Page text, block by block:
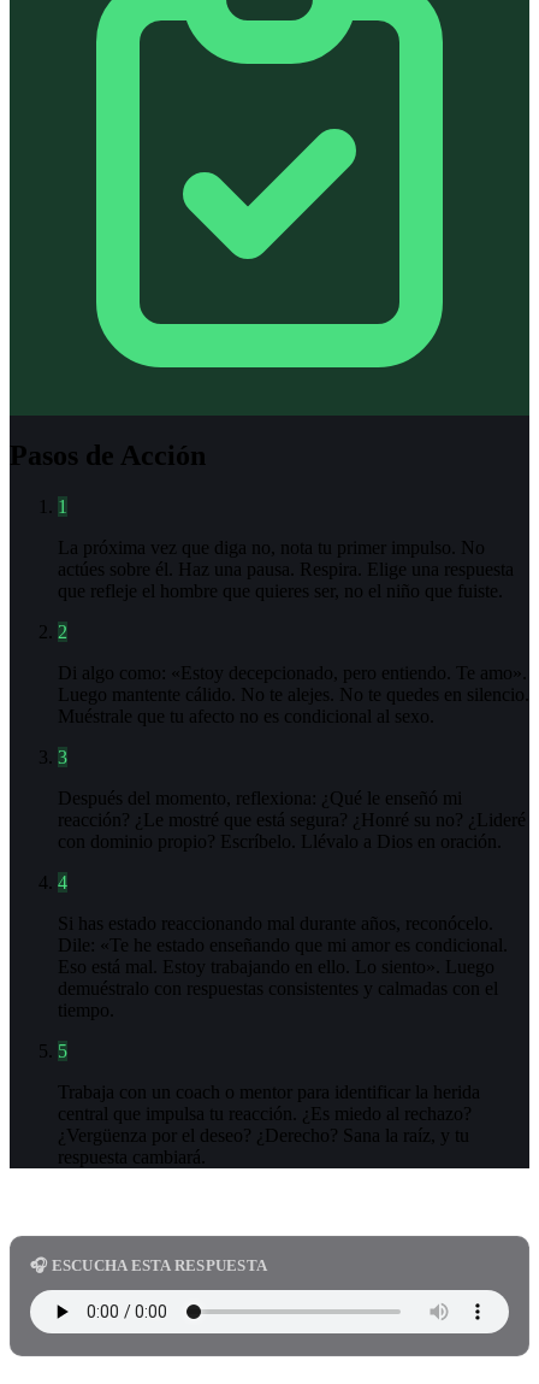
Pasos de Acción
1
La próxima vez que diga no, nota tu primer impulso. No
actúes sobre él. Haz una pausa. Respira. Elige una respuesta
que refleje el hombre que quieres ser, no el niño que fuiste.
2
Di algo como: «Estoy decepcionado, pero entiendo. Te amo».
Luego mantente cálido. No te alejes. No te quedes en silencio.
Muéstrale que tu afecto no es condicional al sexo.
3
Después del momento, reflexiona: ¿Qué le enseñó mi
reacción? ¿Le mostré que está segura? ¿Honré su no? ¿Lideré
con dominio propio? Escríbelo. Llévalo a Dios en oración.
4
Si has estado reaccionando mal durante años, reconócelo.
Dile: «Te he estado enseñando que mi amor es condicional.
Eso está mal. Estoy trabajando en ello. Lo siento». Luego
demuéstralo con respuestas consistentes y calmadas con el
tiempo.
5
Trabaja con un coach o mentor para identificar la herida
central que impulsa tu reacción. ¿Es miedo al rechazo?
¿Vergüenza por el deseo? ¿Derecho? Sana la raíz, y tu
respuesta cambiará.
🎧 ESCUCHA ESTA RESPUESTA